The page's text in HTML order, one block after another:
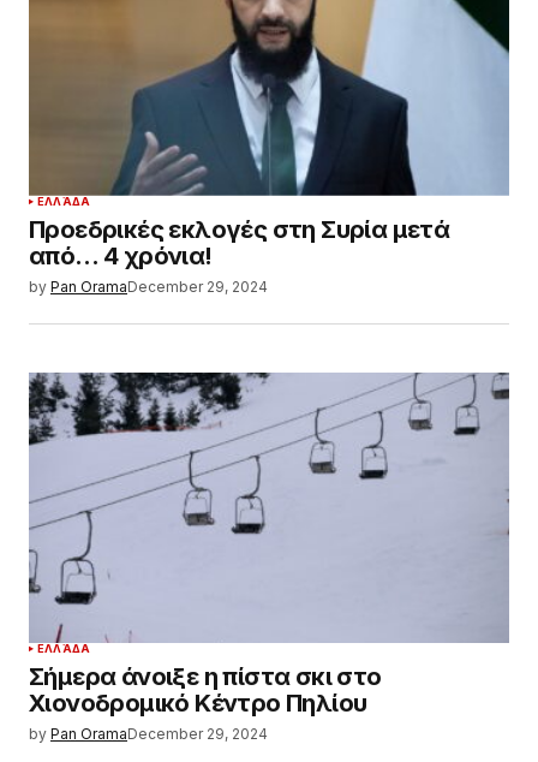
ΕΛΛΆΔΑ
Προεδρικές εκλογές στη Συρία μετά
από… 4 χρόνια!
by Pan OramaDecember 29, 2024
ΕΛΛΆΔΑ
Σήμερα άνοιξε η πίστα σκι στο
Χιονοδρομικό Κέντρο Πηλίου
by Pan OramaDecember 29, 2024